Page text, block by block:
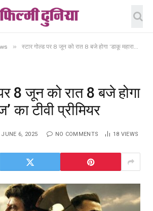
» स्टार गोल्ड पर 8 जून को रात 8 बजे होगा ‘डाकू महाराज’ का टीवी प्रीमियर
8 जून को रात 8 बजे होगा
का टीवी प्रीमियर
JUNE 6, 2025 NO COMMENTS 18 VIEWS